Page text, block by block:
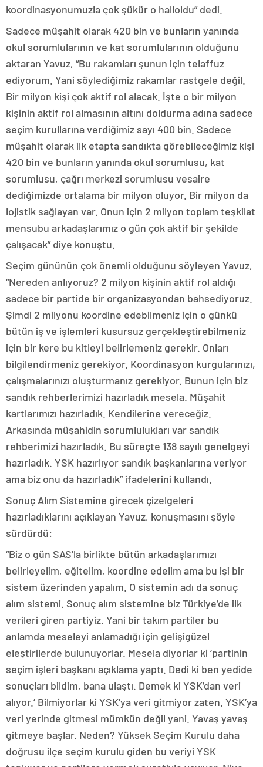
koordinasyonumuzla çok şükür o halloldu” dedi.
Sadece müşahit olarak 420 bin ve bunların yanında
okul sorumlularının ve kat sorumlularının olduğunu
aktaran Yavuz, “Bu rakamları şunun için telaffuz
ediyorum. Yani söylediğimiz rakamlar rastgele değil.
Bir milyon kişi çok aktif rol alacak. İşte o bir milyon
kişinin aktif rol almasının altını doldurma adına sadece
seçim kurullarına verdiğimiz sayı 400 bin. Sadece
müşahit olarak ilk etapta sandıkta görebileceğimiz kişi
420 bin ve bunların yanında okul sorumlusu, kat
sorumlusu, çağrı merkezi sorumlusu vesaire
dediğimizde ortalama bir milyon oluyor. Bir milyon da
lojistik sağlayan var. Onun için 2 milyon toplam teşkilat
mensubu arkadaşlarımız o gün çok aktif bir şekilde
çalışacak” diye konuştu.
Seçim gününün çok önemli olduğunu söyleyen Yavuz,
“Nereden anlıyoruz? 2 milyon kişinin aktif rol aldığı
sadece bir partide bir organizasyondan bahsediyoruz.
Şimdi 2 milyonu koordine edebilmeniz için o günkü
bütün iş ve işlemleri kusursuz gerçekleştirebilmeniz
için bir kere bu kitleyi belirlemeniz gerekir. Onları
bilgilendirmeniz gerekiyor. Koordinasyon kurgularınızı,
çalışmalarınızı oluşturmanız gerekiyor. Bunun için biz
sandık rehberlerimizi hazırladık mesela. Müşahit
kartlarımızı hazırladık. Kendilerine vereceğiz.
Arkasında müşahidin sorumlulukları var sandık
rehberimizi hazırladık. Bu süreçte 138 sayılı genelgeyi
hazırladık. YSK hazırlıyor sandık başkanlarına veriyor
ama biz onu da hazırladık” ifadelerini kullandı.
Sonuç Alım Sistemine girecek çizelgeleri
hazırladıklarını açıklayan Yavuz, konuşmasını şöyle
sürdürdü:
“Biz o gün SAS’la birlikte bütün arkadaşlarımızı
belirleyelim, eğitelim, koordine edelim ama bu işi bir
sistem üzerinden yapalım. O sistemin adı da sonuç
alım sistemi. Sonuç alım sistemine biz Türkiye’de ilk
verileri giren partiyiz. Yani bir takım partiler bu
anlamda meseleyi anlamadığı için gelişigüzel
eleştirilerde bulunuyorlar. Mesela diyorlar ki ‘partinin
seçim işleri başkanı açıklama yaptı. Dedi ki ben yedide
sonuçları bildim, bana ulaştı. Demek ki YSK’dan veri
alıyor.’ Bilmiyorlar ki YSK’ya veri gitmiyor zaten. YSK’ya
veri yerinde gitmesi mümkün değil yani. Yavaş yavaş
gitmeye başlar. Neden? Yüksek Seçim Kurulu daha
doğrusu ilçe seçim kurulu giden bu veriyi YSK